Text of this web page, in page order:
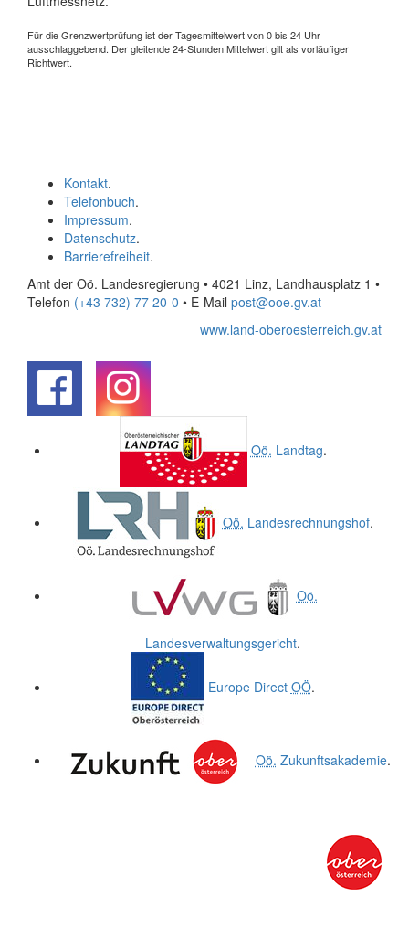
Für die Grenzwertprüfung ist der Tagesmittelwert von 0 bis 24 Uhr
ausschlaggebend. Der gleitende 24-Stunden Mittelwert gilt als vorläufiger
Richtwert.
Kontakt.
Telefonbuch.
Impressum.
Datenschutz.
Barrierefreiheit.
Amt der Oö. Landesregierung • 4021 Linz, Landhausplatz 1 •
Telefon (+43 732) 77 20-0 • E-Mail post@ooe.gv.at
www.land-oberoesterreich.gv.at
Oö. Landtag.
Oö. Landesrechnungshof.
Oö.
Landesverwaltungsgericht.
Europe Direct OÖ.
Oö. Zukunftsakademie.